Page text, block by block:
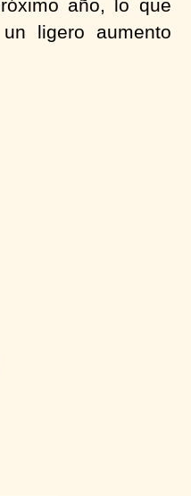
año, lo que
ligero aumento